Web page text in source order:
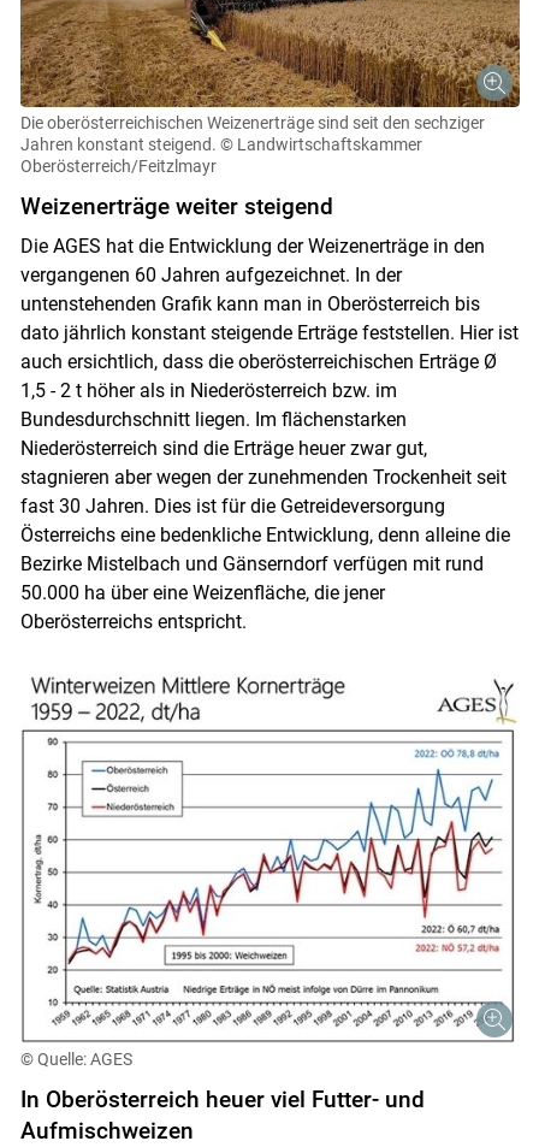
Skip to main content
Die oberösterreichischen Weizenerträge sind seit den sechziger
Jahren konstant steigend. © Landwirtschaftskammer
Oberösterreich/Feitzlmayr
Weizenerträge weiter steigend
Die AGES hat die Entwicklung der Weizenerträge in den
vergangenen 60 Jahren aufgezeichnet. In der
untenstehenden Grafik kann man in Oberösterreich bis
dato jährlich konstant steigende Erträge feststellen. Hier ist
auch ersichtlich, dass die oberösterreichischen Erträge Ø
1,5 - 2 t höher als in Niederösterreich bzw. im
Bundesdurchschnitt liegen. Im flächenstarken
Niederösterreich sind die Erträge heuer zwar gut,
stagnieren aber wegen der zunehmenden Trockenheit seit
fast 30 Jahren. Dies ist für die Getreideversorgung
Österreichs eine bedenkliche Entwicklung, denn alleine die
Bezirke Mistelbach und Gänserndorf verfügen mit rund
50.000 ha über eine Weizenfläche, die jener
Oberösterreichs entspricht.
© Quelle: AGES
In Oberösterreich heuer viel Futter- und
Aufmischweizen